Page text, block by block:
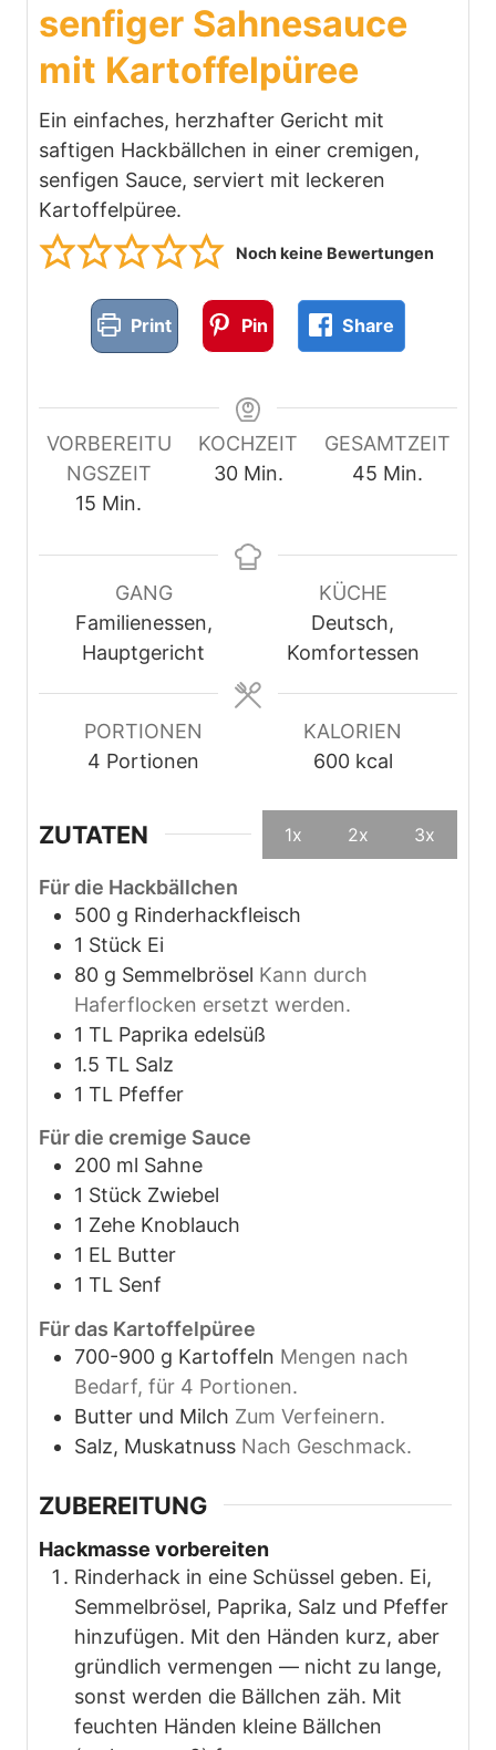
senfiger Sahnesauce
mit Kartoffelpüree
Ein einfaches, herzhafter Gericht mit
saftigen Hackbällchen in einer cremigen,
senfigen Sauce, serviert mit leckeren
Kartoffelpüree.
Noch keine Bewertungen
Print Pin Share
VORBEREITU
NGSZEIT
15 M
n
t
e
Min.
KOCHZEIT
30M
u
Min.
GESAMTZEIT
45 M
u
t
e
n
Min.
GANG
Familienessen,
Hauptgericht
KÜCHE
Deutsch,
Komfortessen
PORTIONEN
4 Portionen
KALORIEN
600 kcal
ZUTATEN 1x 2x 3x
Für die Hackbällchen
500 g Rinderhackfleisch
1 Stück Ei
80 g Semmelbrösel Kann durch
Haferflocken ersetzt werden.
1 TL Paprika edelsüß
1.5 TL Salz
1 TL Pfeffer
Für die cremige Sauce
200 ml Sahne
1 Stück Zwiebel
1 Zehe Knoblauch
1 EL Butter
1 TL Senf
Für das Kartoffelpüree
700-900 g Kartoffeln Mengen nach
Bedarf, für 4 Portionen.
Butter und Milch Zum Verfeinern.
Salz, Muskatnuss Nach Geschmack.
ZUBEREITUNG
Hackmasse vorbereiten
Rinderhack in eine Schüssel geben. Ei,
Semmelbrösel, Paprika, Salz und Pfeffer
hinzufügen. Mit den Händen kurz, aber
gründlich vermengen — nicht zu lange,
sonst werden die Bällchen zäh. Mit
feuchten Händen kleine Bällchen